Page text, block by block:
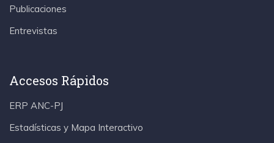
Publicaciones
Entrevistas
Accesos Rápidos
ERP ANC-PJ
Estadísticas y Mapa Interactivo